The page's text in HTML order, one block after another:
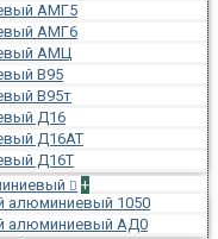
АМГ5
АМГ6
АМЦ
В95
В95т
Д16
Д16АТ
Д16Т
+
алюминиевый 1050
алюминиевый АД0